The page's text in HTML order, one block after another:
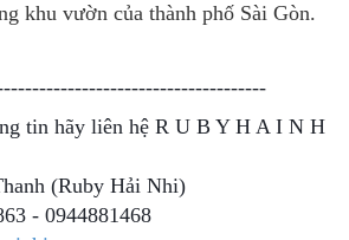
khu vườn của thành phố Sài Gòn.
tin hãy liên hệ R U B Y H A I N H
(Ruby Hải Nhi)
- 0944881468